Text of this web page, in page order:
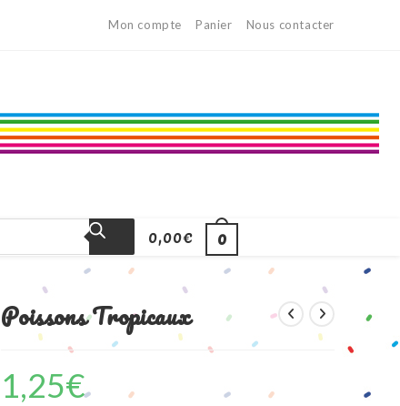
Mon compte Panier Nous contacter
0,00€ 0
Poissons Tropicaux
1,25€